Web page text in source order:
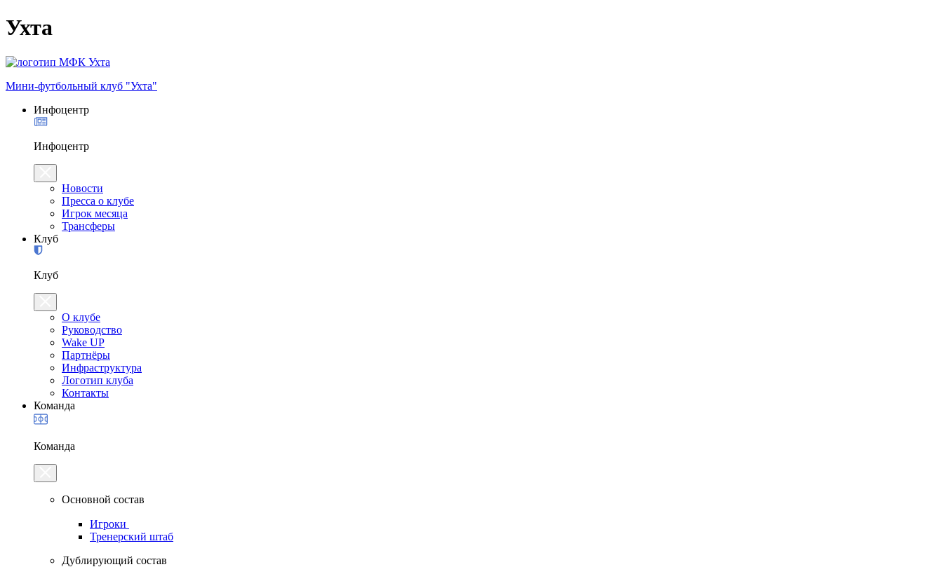
Ухта
Мини-футбольный клуб "Ухта"
Инфоцентр
Инфоцентр
Новости
Пресса о клубе
Игрок месяца
Трансферы
Клуб
Клуб
О клубе
Руководство
Wake UP
Партнёры
Инфраструктура
Логотип клуба
Контакты
Команда
Команда
Основной состав
Игроки
Тренерский штаб
Дублирующий состав